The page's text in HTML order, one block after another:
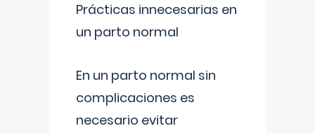
Prácticas innecesarias en
un parto normal
En un parto normal sin
complicaciones es
necesario evitar